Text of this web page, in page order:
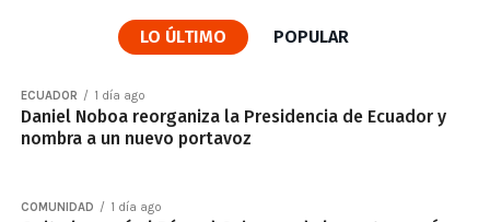
LO ÚLTIMO POPULAR
ECUADOR 1 día ago
Daniel Noboa reorganiza la Presidencia de Ecuador y
nombra a un nuevo portavoz
COMUNIDAD 1 día ago